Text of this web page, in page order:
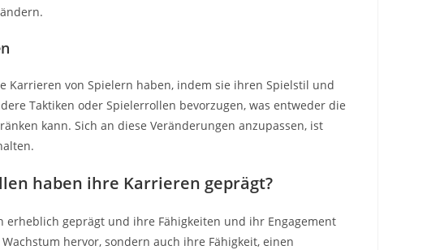
von Spielern haben, indem sie ihren Spielstil und
Taktiken oder Spielerrollen bevorzugen, was entweder die
kann. Sich an diese Veränderungen anzupassen, ist
haben ihre Karrieren geprägt?
geprägt und ihre Fähigkeiten und ihr Engagement
hervor, sondern auch ihre Fähigkeit, einen